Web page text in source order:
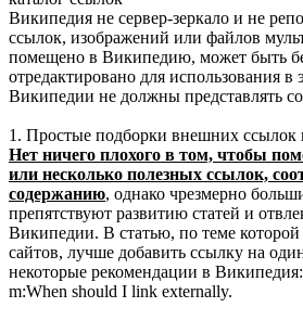
Википедия не сервер-зеркало и не
ссылок, изображений или файлов
помещено в Википедию, может быть
отредактировано для использования
Википедии не должны представлять
1. Простые подборки внешних ссылок
Нет ничего плохого в том, чтобы
или несколько полезных ссылок,
содержанию, однако чрезмерно
препятствуют развитию статей и
Википедии. В статью, по теме
сайтов, лучше добавить ссылку на
некоторые рекомендации в
m:When should I link externally.